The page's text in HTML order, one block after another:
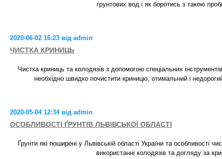
грунтових вод і як боротись з такою
2020-06-02 16:23 від admin
ЧИСТКА КРИНИЦЬ
Чистка криниць та колодязів з допомогою спеціальних
необхідно швидко почистити криницю, отимальний і
2020-05-04 12:34 від admin
ОСОБЛИВОСТІ ҐРУНТІВ ЛЬВІВСЬКОЇ ОБЛАСТІ
Ґрунти які поширені у Львівській області України та особливості
використанні колодязів та догляду за